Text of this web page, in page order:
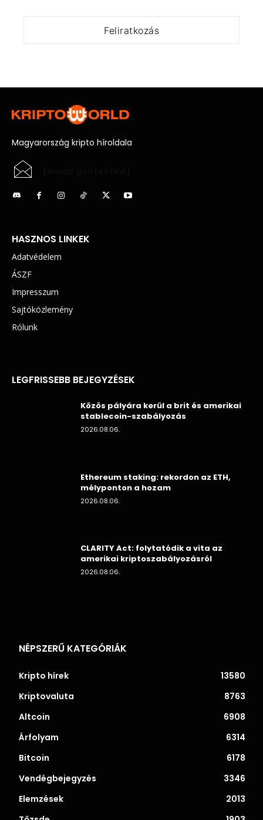
Magyarország kripto híroldala
HASZNOS LINKEK
Adatvédelem
ÁSZF
Impresszum
Sajtóközlemény
Rólunk
LEGFRISSEBB BEJEGYZÉSEK
Közös pályára kerül a brit és amerikai
stablecoin-szabályozás
2026.08.06.
Ethereum staking: rekordon az ETH,
mélyponton a hozam
2026.08.06.
CLARITY Act: folytatódik a vita az
amerikai kriptoszabályozásról
2026.08.06.
NÉPSZERŰ KATEGÓRIÁK
Kripto hírek
13580
Kriptovaluta
8763
Altcoin
6908
Árfolyam
6314
Bitcoin
6178
Vendégbejegyzés
3346
Elemzések
2013